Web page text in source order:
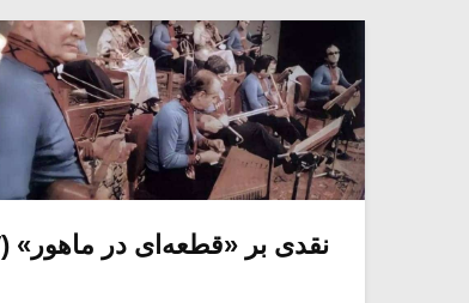
نقدی بر «قطعه‌ای در ماهور» (۷)